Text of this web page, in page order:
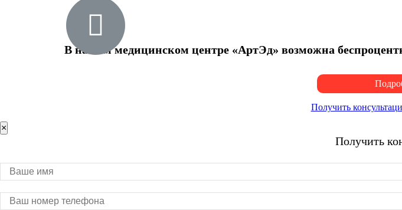
В нашем медицинском центре «АртЭд» возможна
Получить
×
Получить